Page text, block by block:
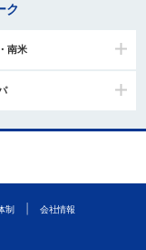
ク
南米
制 会社情報